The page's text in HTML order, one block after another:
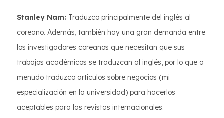
Stanley Nam: Traduzco principalmente del inglés al
coreano. Además, también hay una gran demanda entre
los investigadores coreanos que necesitan que sus
trabajos académicos se traduzcan al inglés, por lo que a
menudo traduzco artículos sobre negocios (mi
especialización en la universidad) para hacerlos
aceptables para las revistas internacionales.